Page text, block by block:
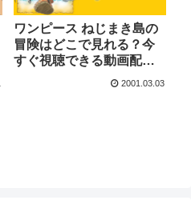
ワンピース ねじまき島の
冒険はどこで見れる？今
すぐ視聴できる動画配信
サービスを紹介！
2001.03.03